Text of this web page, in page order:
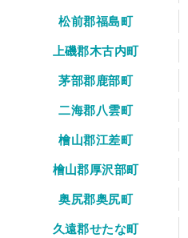
松前郡福島町
上磯郡木古内町
茅部郡鹿部町
二海郡八雲町
檜山郡江差町
檜山郡厚沢部町
奥尻郡奥尻町
久遠郡せたな町